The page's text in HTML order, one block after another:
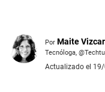
Por Maite
Tecnóloga,
Actualizado el